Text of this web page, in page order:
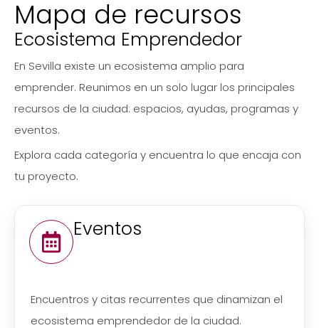
Mapa de recursos
Ecosistema Emprendedor
En Sevilla existe un ecosistema amplio para
emprender. Reunimos en un solo lugar los principales
recursos de la ciudad: espacios, ayudas, programas y
eventos.
Explora cada categoría y encuentra lo que encaja con
tu proyecto.
Eventos
Encuentros y citas recurrentes que dinamizan el
ecosistema emprendedor de la ciudad.